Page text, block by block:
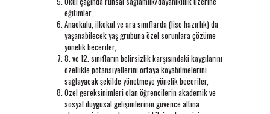
eğitimler,
Anaokulu, ilkokul ve ara sınıflarda (lise hazırlık) da
yaşanabilecek yaş grubuna özel sorunlara çözüme
yönelik beceriler,
8. ve 12. sınıfların belirsizlik karşısındaki kaygılarını
özellikle potansiyellerini ortaya koyabilmelerini
sağlayacak şekilde yönetmeye yönelik beceriler,
Özel gereksinimleri olan öğrencilerin akademik ve
sosyal duygusal gelişimlerinin güvence altına